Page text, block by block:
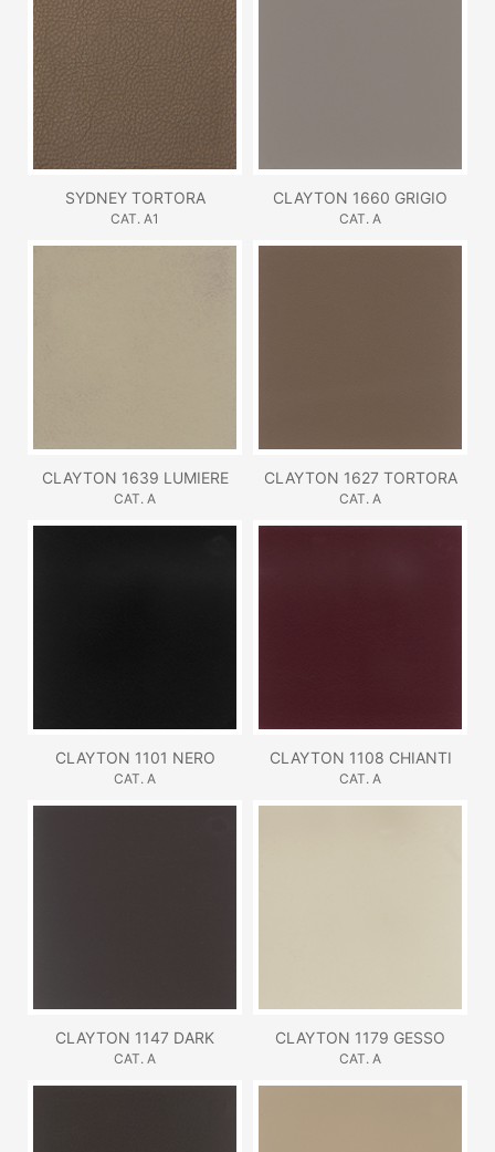
SYDNEY TORTORA
CAT. A1
CLAYTON 1660 GRIGIO
CAT. A
CLAYTON 1639 LUMIERE
CAT. A
CLAYTON 1627 TORTORA
CAT. A
CLAYTON 1101 NERO
CAT. A
CLAYTON 1108 CHIANTI
CAT. A
CLAYTON 1147 DARK
CAT. A
CLAYTON 1179 GESSO
CAT. A